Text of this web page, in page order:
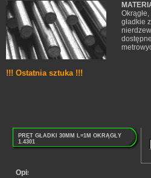
gładkie
!!! Ostatnia sztuka !!!
PRĘT GŁADKI 30MM L=1M OKRĄGŁY
1.4301
Opis